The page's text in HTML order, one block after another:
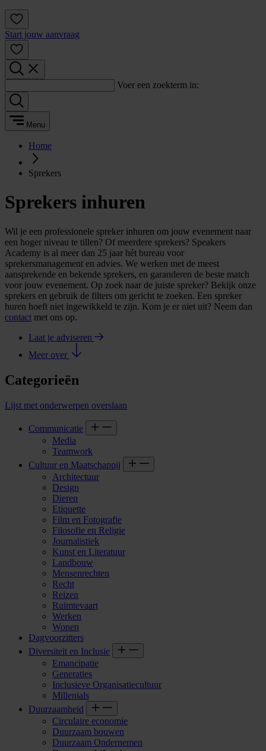
Start jouw aanvraag
Voer een zoekterm in:
Menu
Home
Sprekers
Sprekers inhuren
Wil je een professionele spreker inhuren om jouw evenement naar
een hoger niveau te tillen? Of meerdere sprekers? Speakers
Academy is al meer dan 25 jaar hét bureau voor
sprekersmanagement en advies. We werken met de meest
aansprekende en bekende sprekers, en garanderen de beste match
voor jouw evenement. Op zoek naar de juiste spreker? Bekijk onze
sprekers en gebruik de filters om gericht te zoeken. Een spreker
huren hoeft niet ingewikkeld te zijn. Kom je er niet uit? Neem dan
contact met ons op.
Laat je adviseren
Meer over
Categorieën
Lijst met onderwerpen overslaan
Communicatie
Media
Teamwork
Cultuur en Maatschappij
Architectuur
Design
Dieren
Etiquette
Film en Fotografie
Filosofie en Religie
Journalistiek
Kunst en Literatuur
Landbouw
Mensenrechten
Recht
Reizen
Ruimtevaart
Werken
Wonen
Dagvoorzitters
Diversiteit en Inclusie
Emancipatie
Generaties
Inclusieve Organisatiecultuur
Millenials
Duurzaamheid
Circulaire economie
Duurzaam bouwen
Duurzaam Ondernemen